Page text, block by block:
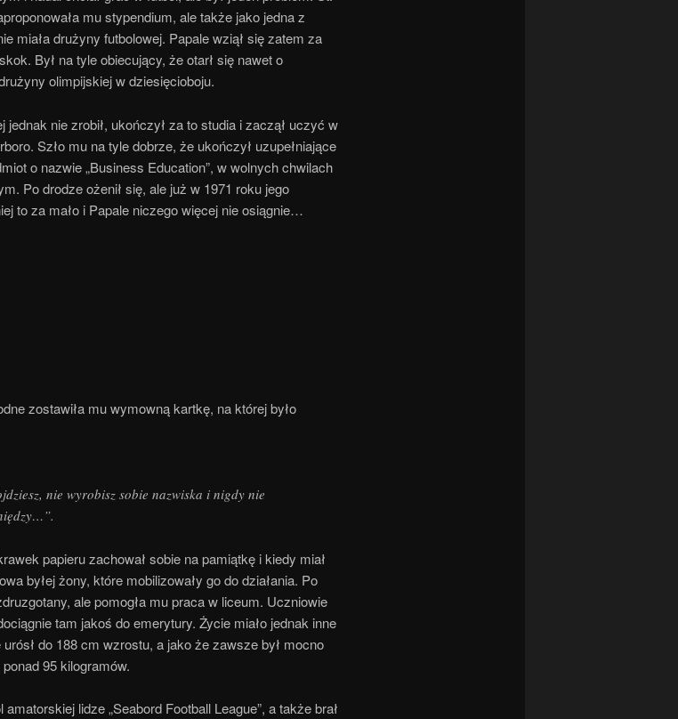
mu stypendium, ale także jako jedna z
miała drużyny futbolowej. Papale wziął się zatem za
Był na tyle obiecujący, że otarł się nawet o
olimpijskiej w dziesięcioboju.
nie zrobił, ukończył za to studia i zaczął uczyć w
Szło mu na tyle dobrze, że ukończył uzupełniające
o nazwie „Business Education”, w wolnych chwilach
Po drodze ożenił się, ale już w 1971 roku jego
to za mało i Papale niczego więcej nie osiągnie…
zostawiła mu wymowną kartkę, na której było
nie wyrobisz sobie nazwiska i nigdy nie
papieru zachował sobie na pamiątkę i kiedy miał
byłej żony, które mobilizowały go do działania. Po
ale pomogła mu praca w liceum. Uczniowie
tam jakoś do emerytury. Życie miało jednak inne
do 188 cm wzrostu, a jako że zawsze był mocno
95 kilogramów.
lidze „Seabord Football League”, a także brał